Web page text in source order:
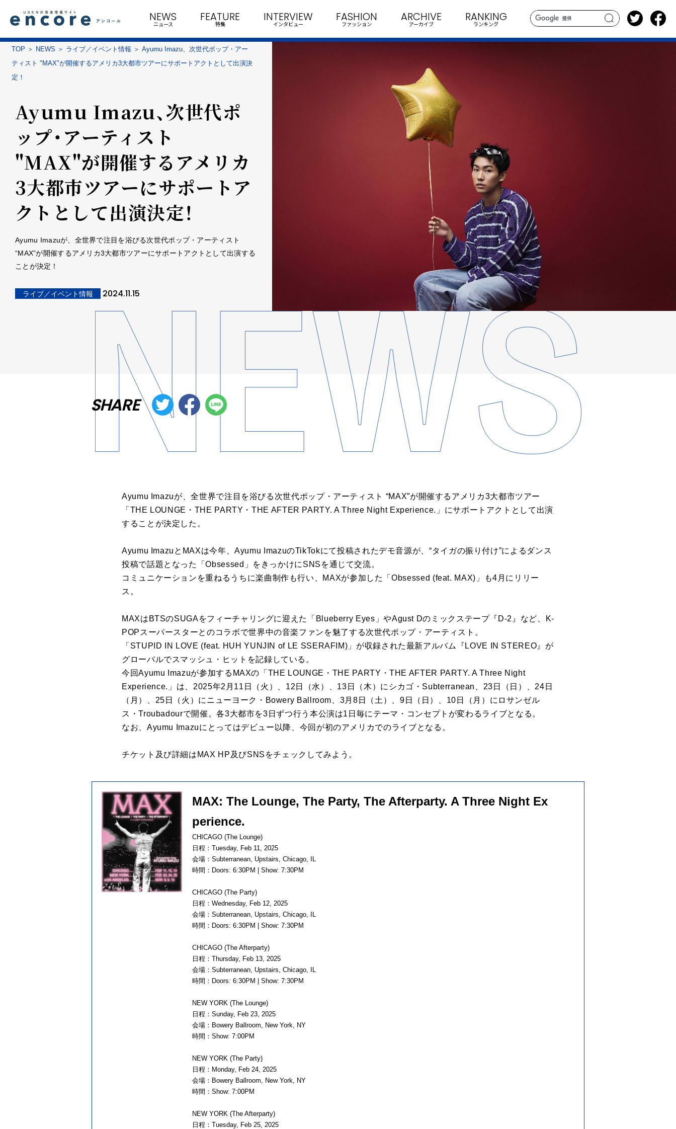
search
NEWS
ニュース
FEATURE
特集
INTERVIEW
インタビュー
FASHION
ファッション
ARCHIVE
アーカイブ
RANKING
ランキング
TOP NEWS ライブ／イベント情報
Ayumu Imazu、次世代ポップ・アー
ティスト "MAX"が開催するアメリカ3大都市ツアーにサポートアクトとして出演決
定！
Ayumu Imazu、次世代ポ
ップ・アーティスト
"MAX"が開催するアメリカ
3大都市ツアーにサポートア
クトとして出演決定！
Ayumu Imazuが、全世界で注目を浴びる次世代ポップ・アーティスト
“MAX”が開催するアメリカ3大都市ツアーにサポートアクトとして出演する
ことが決定！
ライブ／イベント情報 2024.11.15
SHARE
Ayumu Imazuが、全世界で注目を浴びる次世代ポップ・アーティスト “MAX”が開催するアメリカ3大都市ツアー
「THE LOUNGE・THE PARTY・THE AFTER PARTY. A Three Night Experience.」にサポートアクトとして出演
することが決定した。
Ayumu ImazuとMAXは今年、Ayumu ImazuのTikTokにて投稿されたデモ音源が、“タイガの振り付け”によるダンス
投稿で話題となった「Obsessed」をきっかけにSNSを通じて交流。
コミュニケーションを重ねるうちに楽曲制作も行い、MAXが参加した「Obsessed (feat. MAX)」も4月にリリー
ス。
MAXはBTSのSUGAをフィーチャリングに迎えた「Blueberry Eyes」やAgust Dのミックステープ『D-2』など、K-
POPスーパースターとのコラボで世界中の音楽ファンを魅了する次世代ポップ・アーティスト。
「STUPID IN LOVE (feat. HUH YUNJIN of LE SSERAFIM)」が収録された最新アルバム『LOVE IN STEREO』が
グローバルでスマッシュ・ヒットを記録している。
今回Ayumu Imazuが参加するMAXの「THE LOUNGE・THE PARTY・THE AFTER PARTY. A Three Night
Experience.」は、2025年2月11日（火）、12日（水）、13日（木）にシカゴ・Subterranean、23日（日）、24日
（月）、25日（火）にニューヨーク・Bowery Ballroom、3月8日（土）、9日（日）、10日（月）にロサンゼル
ス・Troubadourで開催。各3大都市を3日ずつ行う本公演は1日毎にテーマ・コンセプトが変わるライブとなる。
なお、Ayumu Imazuにとってはデビュー以降、今回が初のアメリカでのライブとなる。
チケット及び詳細はMAX HP及びSNSをチェックしてみよう。
MAX: The Lounge, The Party, The Afterparty. A Three Night Ex
perience.
CHICAGO (The Lounge)
日程：Tuesday, Feb 11, 2025
会場：Subterranean, Upstairs, Chicago, IL
時間：Doors: 6:30PM | Show: 7:30PM
CHICAGO (The Party)
日程：Wednesday, Feb 12, 2025
会場：Subterranean, Upstairs, Chicago, IL
時間：Doors: 6:30PM | Show: 7:30PM
CHICAGO (The Afterparty)
日程：Thursday, Feb 13, 2025
会場：Subterranean, Upstairs, Chicago, IL
時間：Doors: 6:30PM | Show: 7:30PM
NEW YORK (The Lounge)
日程：Sunday, Feb 23, 2025
会場：Bowery Ballroom, New York, NY
時間：Show: 7:00PM
NEW YORK (The Party)
日程：Monday, Feb 24, 2025
会場：Bowery Ballroom, New York, NY
時間：Show: 7:00PM
NEW YORK (The Afterparty)
日程：Tuesday, Feb 25, 2025